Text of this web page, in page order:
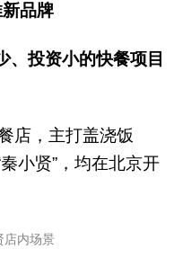
品牌
、投资小的快餐项目
店，主打盖浇饭
小贤”，均在北京开
内场景